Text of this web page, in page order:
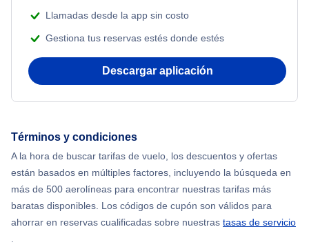
Flights from Chicago to Delhi
Flights from Nueva York to Hong Kong
Flights from Londres to Bangkok
Flights from Nueva York to Lisboa
Llamadas desde la app sin costo
Gestiona tus reservas estés donde estés
Descargar aplicación
Términos y condiciones
A la hora de buscar tarifas de vuelo, los descuentos y ofertas
están basados en múltiples factores, incluyendo la búsqueda en
más de 500 aerolíneas para encontrar nuestras tarifas más
baratas disponibles. Los códigos de cupón son válidos para
ahorrar en reservas cualificadas sobre nuestras tasas de servicio
.